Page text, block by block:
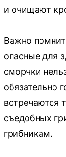
и очищают
Важно
опасные для
сморчки
обязательно
встречаются
съедобных
грибникам.